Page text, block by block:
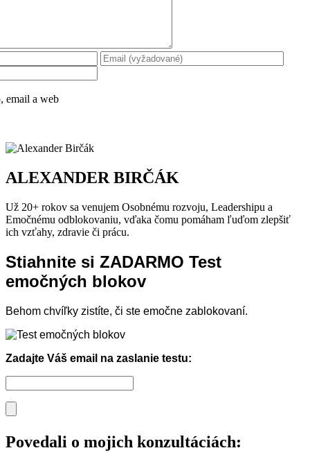
email a web
ALEXANDER BIRČÁK
Už 20+ rokov sa venujem Osobnému rozvoju, Leadershipu a
Emočnému odblokovaniu, vďaka čomu pomáham ľuďom zlepšiť
ich vzťahy, zdravie či prácu.
Stiahnite si ZADARMO Test
emočných blokov
Behom chvíľky zistíte, či ste emočne zablokovaní.
Zadajte Váš email na zaslanie testu:
Povedali o mojich konzultáciách: